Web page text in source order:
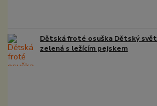
Dětská froté osuška Dětský svět
zelená s ležícím pejskem